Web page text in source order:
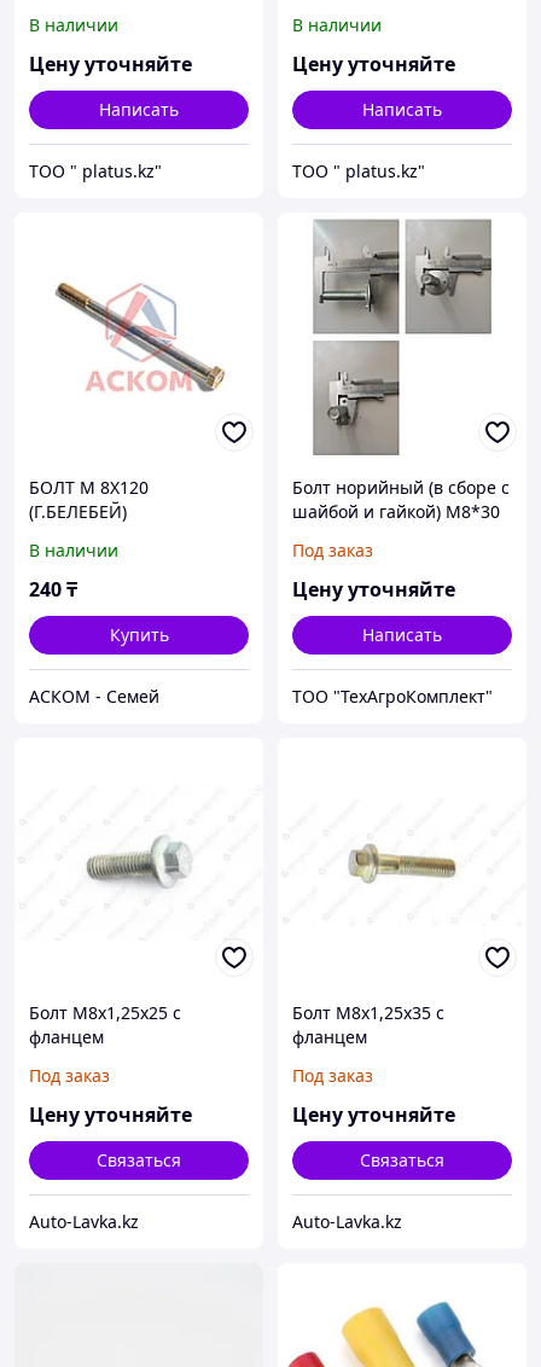
покрытия)
В наличии
Цену уточняйте
Написать
ТОО " platus.kz"
покрытия)
В наличии
Цену уточняйте
Написать
ТОО " platus.kz"
БОЛТ М 8Х120
(Г.БЕЛЕБЕЙ)
В наличии
240₸
Купить
АСКОМ - Семей
Болт норийный (в сборе с
шайбой и гайкой) М8*30
Под заказ
Цену уточняйте
Написать
ТОО "ТехАгроКомплект"
Болт М8х1,25х25 с
фланцем
Под заказ
Цену уточняйте
Связаться
Auto-Lavka.kz
Болт М8х1,25х35 с
фланцем
Под заказ
Цену уточняйте
Связаться
Auto-Lavka.kz